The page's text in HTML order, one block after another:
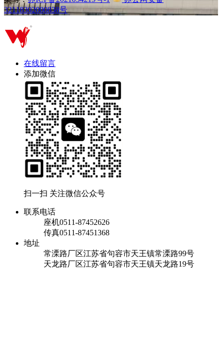
32118302000838号
在线留言
添加微信
扫一扫 关注微信公众号
联系电话
座机0511-87452626
传真0511-87451368
地址
常溧路厂区江苏省句容市天王镇常溧路99号
天龙路厂区江苏省句容市天王镇天龙路19号